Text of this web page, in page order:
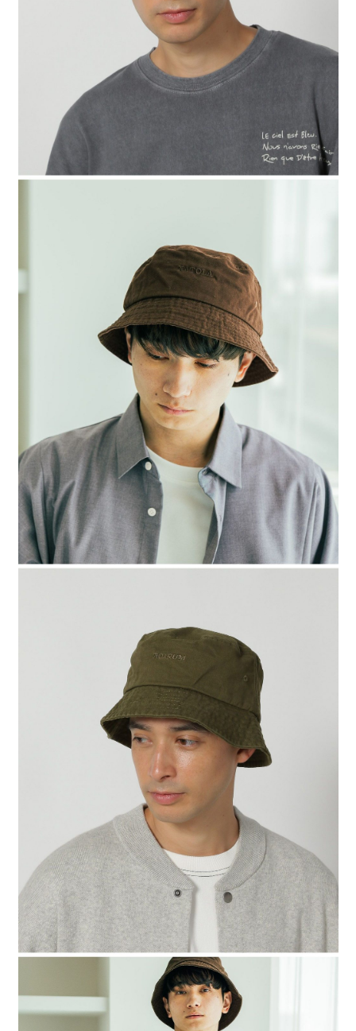
１．透過由恩沛科技股份有限公司提供之「AFTEE先享後付」服務完成之交
易，需依本服務之必要範圍內提供個人資料，並將交易相關給付款項請求債
權轉讓予恩沛科技股份有限公司。
２．關於個人資料處理事宜，請瀏覽以下網址：
https://aftee.tw/terms/#terms3
３．未成年的使用者請事先徵得法定代理人或監護人之同意方可使用
「AFTEE先享後付」，若未經同意申辦者引起之損失，本公司不負相關責
４．使用「AFTEE先享後付」時，將依據個別帳號之用戶狀況，依本公司即
時審查核予不同之上限額度；若仍有額度不足之情形，本公司將視審查結果
請求用戶進行身份認證。
５．嚴禁一人註冊多個帳號或使用他人資訊註冊。若發現惡意使用之情形，
恩沛科技股份有限公司將有權停止該用戶之使用額度並採取法律行動。